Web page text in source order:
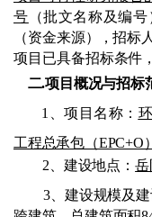
号 （批文名称及编
（资金来源）， 招标
项目已具备招标条件
二.项目概况与招标
1 、项目名称：
工程总承包（EPC+O）
2、 建设地点：岳
3、 建设规模及